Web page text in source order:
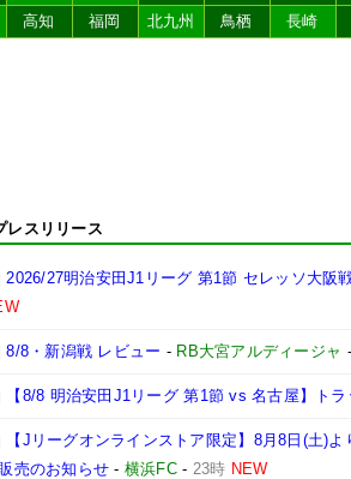
高知 福岡 北九州 鳥栖 長崎
レスリリース
2026/27明治安田J1リーグ 第1節 セレッソ大阪
8/8・新潟戦 レビュー - RB大宮アルディージャ
【8/8 明治安田J1リーグ 第1節 vs 名古屋】ト
【Jリーグオンラインストア限定】8月8日(土)
売のお知らせ - 横浜FC - 23時 NEW